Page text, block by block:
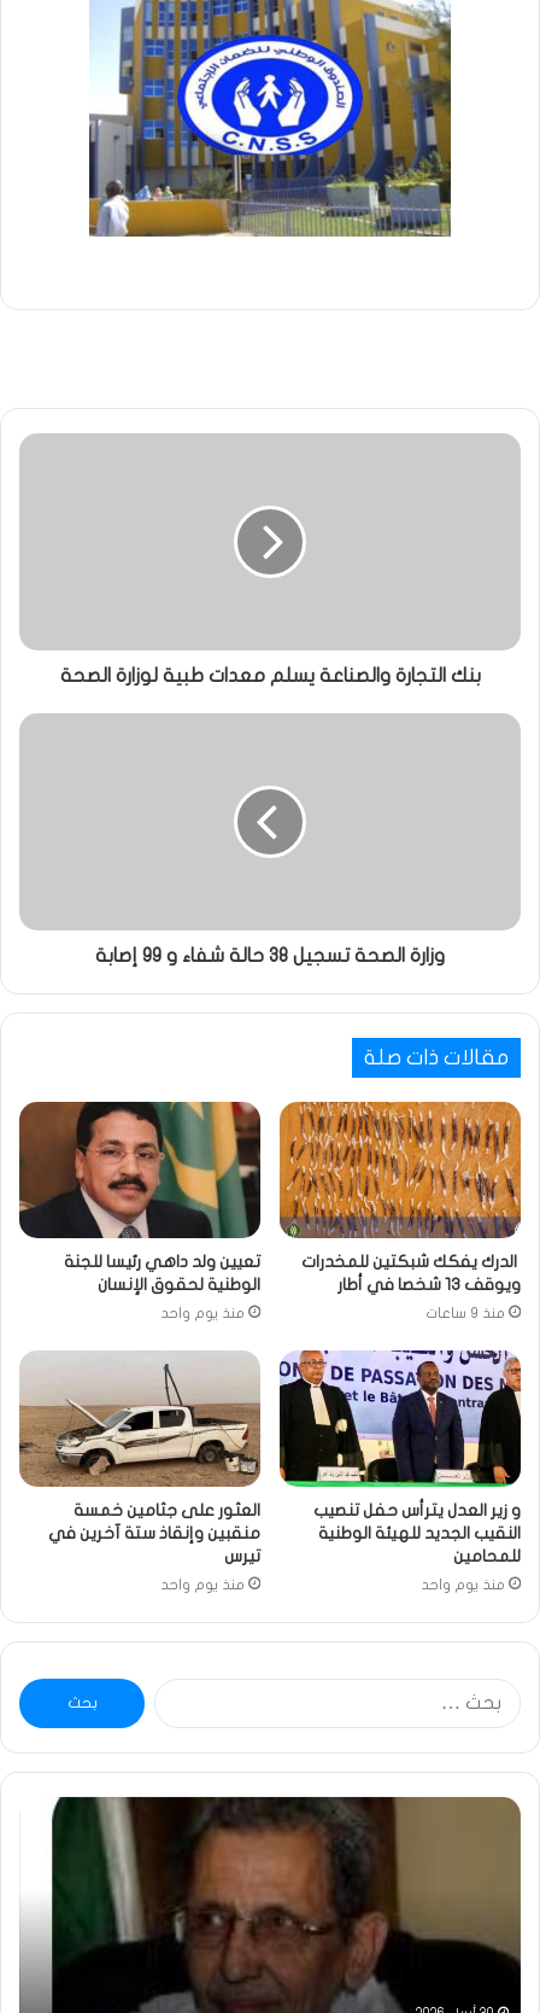
بنك التجارة والصناعة يسلم معدات طبية لوزارة الصحة
وزارة الصحة تسجيل 38 حالة شفاء و 99 إصابة
مقالات ذات صلة
الدرك يفكك شبكتين للمخدرات
ويوقف 13 شخصا في أطار
منذ 9 ساعات
تعيين ولد داهي رئيسا للجنة
الوطنية لحقوق الإنسان
منذ يوم واحد
و زير العدل يترأس حفل تنصيب
النقيب الجديد للهيئة الوطنية
للمحامين
منذ يوم واحد
العثور على جثامين خمسة
منقبين وإنقاذ ستة آخرين في
تيرس
منذ يوم واحد
البحث
عن:
ومضة
بالحقيقة…/
الشريف